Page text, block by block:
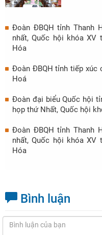
Đoàn ĐBQH tỉnh Thanh
nhất, Quốc hội khóa XV
Hóa
Đoàn ĐBQH tỉnh tiếp xúc
Hoá
Đoàn đại biểu Quốc hội
họp thứ Nhất, Quốc hội
Đoàn ĐBQH tỉnh Thanh
nhất, Quốc hội khóa XV
Hóa
Bình luận